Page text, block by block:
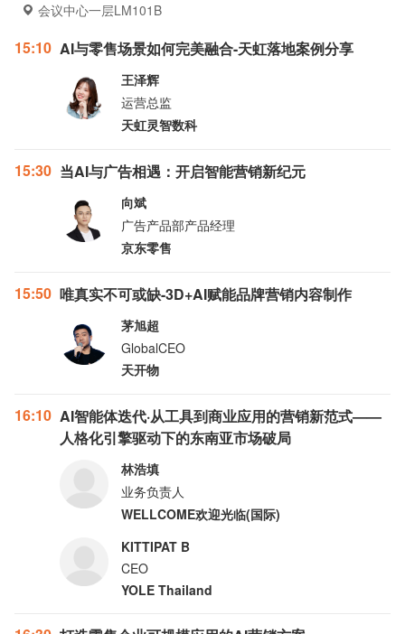
会议中心一层LM101B
15:10 AI与零售场景如何完美融合-天虹落地案例分享
王泽辉
运营总监
天虹灵智数科
15:30 当AI与广告相遇：开启智能营销新纪元
向斌
广告产品部产品经理
京东零售
15:50 唯真实不可或缺-3D+AI赋能品牌营销内容制作
茅旭超
GlobalCEO
天开物
16:10 AI智能体迭代·从工具到商业应用的营销新范式——
人格化引擎驱动下的东南亚市场破局
林浩填
业务负责人
WELLCOME欢迎光临(国际)
KITTIPAT B
CEO
YOLE Thailand